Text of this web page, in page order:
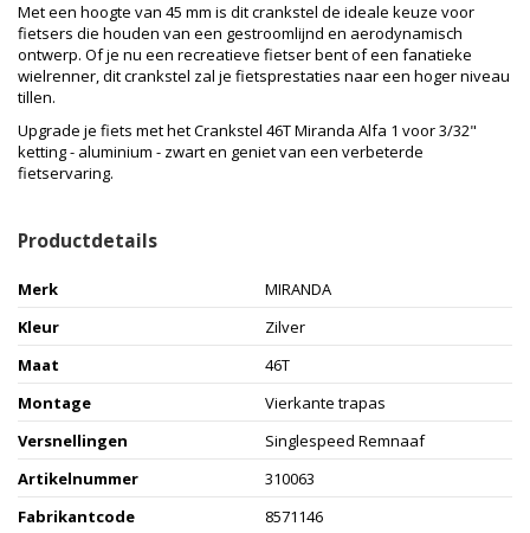
Met een hoogte van 45 mm is dit crankstel de ideale keuze voor
fietsers die houden van een gestroomlijnd en aerodynamisch
ontwerp. Of je nu een recreatieve fietser bent of een fanatieke
wielrenner, dit crankstel zal je fietsprestaties naar een hoger niveau
tillen.
Upgrade je fiets met het Crankstel 46T Miranda Alfa 1 voor 3/32"
ketting - aluminium - zwart en geniet van een verbeterde
fietservaring.
Productdetails
Merk
MIRANDA
Kleur
Zilver
Maat
46T
Montage
Vierkante trapas
Versnellingen
Singlespeed Remnaaf
Artikelnummer
310063
Fabrikantcode
8571146